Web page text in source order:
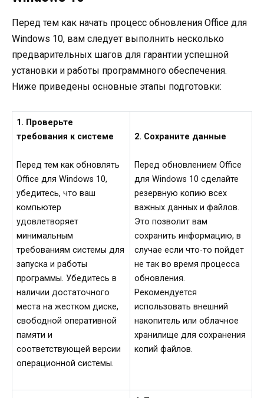
Перед тем как начать процесс обновления Office для
Windows 10, вам следует выполнить несколько
предварительных шагов для гарантии успешной
установки и работы программного обеспечения.
Ниже приведены основные этапы подготовки:
1. Проверьте
требования к системе
Перед тем как обновлять
Office для Windows 10,
убедитесь, что ваш
компьютер
удовлетворяет
минимальным
требованиям системы для
запуска и работы
программы. Убедитесь в
наличии достаточного
места на жестком диске,
свободной оперативной
памяти и
соответствующей версии
операционной системы.
2. Сохраните данные
Перед обновлением Office
для Windows 10 сделайте
резервную копию всех
важных данных и файлов.
Это позволит вам
сохранить информацию, в
случае если что-то пойдет
не так во время процесса
обновления.
Рекомендуется
использовать внешний
накопитель или облачное
хранилище для сохранения
копий файлов.